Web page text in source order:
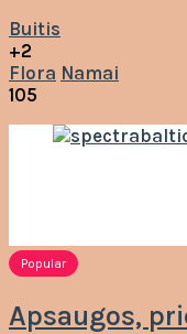
Buitis
+2
Flora Namai
105
Popular
Apsaugos,